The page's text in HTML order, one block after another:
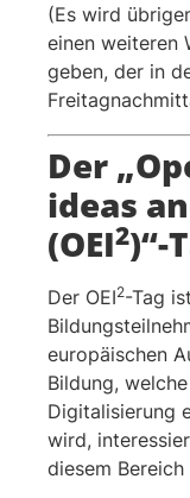
(Es wird
einen weiteren
geben, der in
Der
ideas
(OEI2)“-
Der OEI2-Tag
europäischen
Bildung,
Digitalisierung
wird,
diesem